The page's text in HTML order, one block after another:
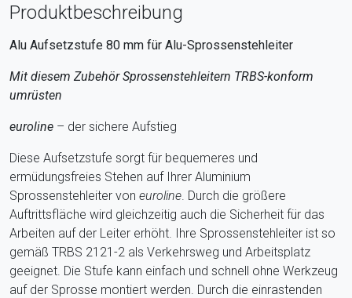
Produktbeschreibung
Alu Aufsetzstufe 80 mm für Alu-Sprossenstehleiter
Mit diesem Zubehör Sprossenstehleitern TRBS-konform
umrüsten
euroline – der sichere Aufstieg
Diese Aufsetzstufe sorgt für bequemeres und
ermüdungsfreies Stehen auf Ihrer Aluminium
Sprossenstehleiter von euroline . Durch die größere
Auftrittsfläche wird gleichzeitig auch die Sicherheit für das
Arbeiten auf der Leiter erhöht. Ihre Sprossenstehleiter ist so
gemäß TRBS 2121-2 als Verkehrsweg und Arbeitsplatz
geeignet. Die Stufe kann einfach und schnell ohne Werkzeug
auf der Sprosse montiert werden. Durch die einrastenden